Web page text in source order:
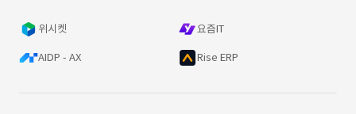
위시켓 요즘IT
AIDP - AX Rise ERP